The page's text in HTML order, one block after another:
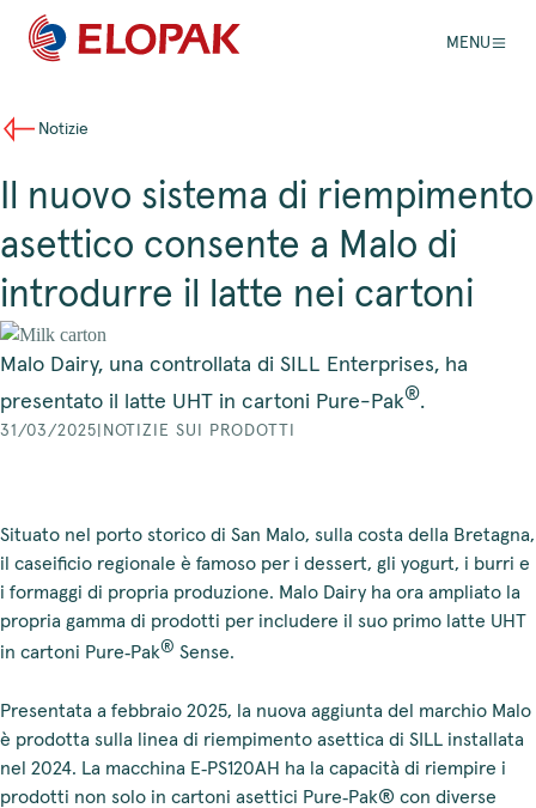
MENU
Notizie
Il nuovo sistema di riempimento
asettico consente a Malo di
introdurre il latte nei cartoni
Malo Dairy, una controllata di SILL Enterprises, ha
presentato il latte UHT in cartoni Pure-Pak®.
31/03/2025 NOTIZIE SUI PRODOTTI
Situato nel porto storico di San Malo, sulla costa della Bretagna,
il caseificio regionale è famoso per i dessert, gli yogurt, i burri e
i formaggi di propria produzione. Malo Dairy ha ora ampliato la
propria gamma di prodotti per includere il suo primo latte UHT
in cartoni Pure‑Pak® Sense.
Presentata a febbraio 2025, la nuova aggiunta del marchio Malo
è prodotta sulla linea di riempimento asettica di SILL installata
nel 2024. La macchina E‑PS120AH ha la capacità di riempire i
prodotti non solo in cartoni asettici Pure‑Pak® con diverse